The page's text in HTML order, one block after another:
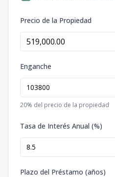
Precio de la Propiedad
Enganche
20% del precio de la propiedad
Tasa de Interés Anual (%)
Plazo del Préstamo (años)